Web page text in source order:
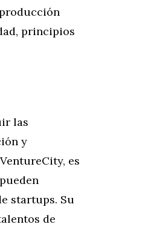
principios
las
y
es
startups. Su
de